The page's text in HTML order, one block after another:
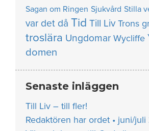
Sagan om Ringen Sjukvård Stilla
var det då Tid Till Liv Trons
troslära Ungdomar Wycliffe
domen
Senaste inläggen
Till Liv – till fler!
Redaktören har ordet • juni/